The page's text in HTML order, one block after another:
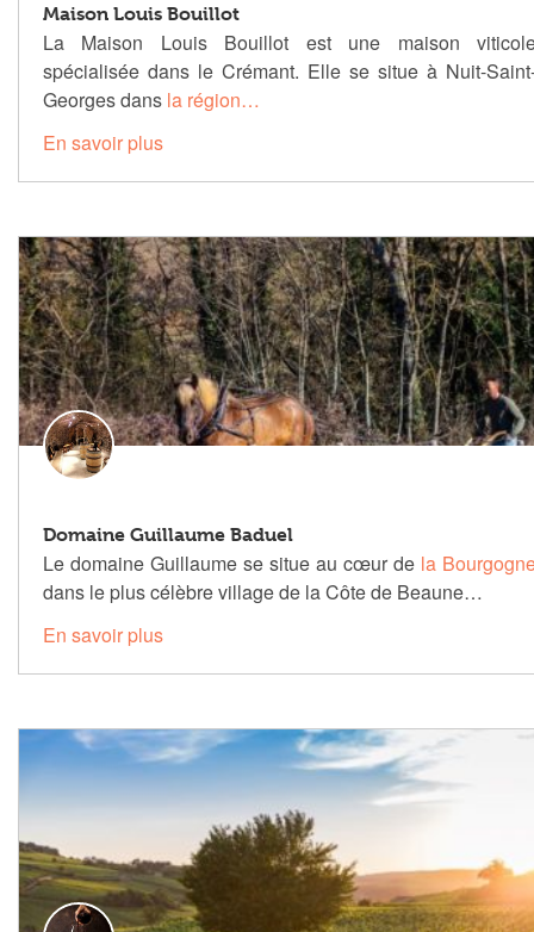
Maison Louis Bouillot
La Maison Louis Bouillot est une maison
spécialisée dans le Crémant. Elle se situe à Nuit-
Georges dans la région…
En savoir plus
Domaine Guillaume Baduel
Le domaine Guillaume se situe au cœur de la
dans le plus célèbre village de la Côte de Beaune…
En savoir plus